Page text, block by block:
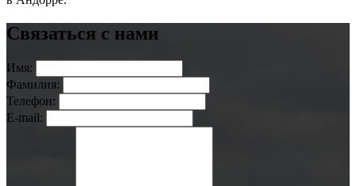
Связаться с нами
Имя:
Фамилия:
Телефон:
E-mail: